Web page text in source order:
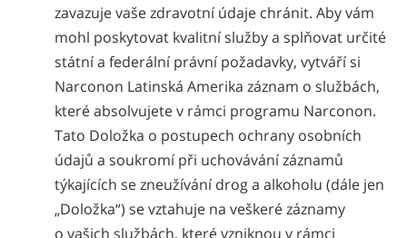
zavazuje vaše zdravotní údaje chránit. Aby vám
mohl poskytovat kvalitní služby a splňovat určité
státní a federální právní požadavky, vytváří si
Narconon Latinská Amerika záznam o službách,
které absolvujete v rámci programu Narconon.
Tato Doložka o postupech ochrany osobních
údajů a soukromí při uchovávání záznamů
týkajících se zneužívání drog a alkoholu (dále jen
„Doložka“) se vztahuje na veškeré záznamy
o vašich službách, které vzniknou v rámci